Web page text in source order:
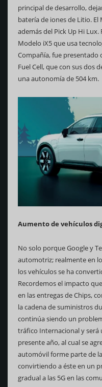
principal de desarrollo,
batería de iones de Litio.
además del Pick Up Hi
Modelo iX5 que usa
Compañía, fue
Fuel Cell, que con sus dos
una autonomía de 504 km.
Aumento de vehículos
No solo porque Google y
automotriz; realmente en
los vehículos se ha
Recordemos el impacto
en las entregas de Chips,
la cadena de suministros
continúa siendo un
tráfico Internacional y será
presente año, al cual se
automóvil forme parte de
convirtiendo a éste en un
gradual a las 5G en las